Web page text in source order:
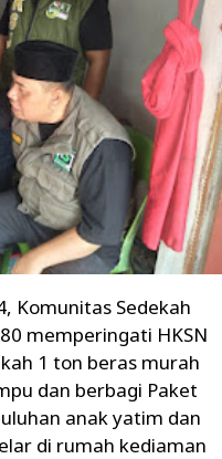
Komunitas Sedekah
memperingati HKSN
1 ton beras murah
dan berbagi Paket
anak yatim dan
di rumah kediaman